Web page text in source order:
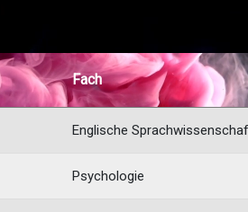
Fach
Englische
Psychologie